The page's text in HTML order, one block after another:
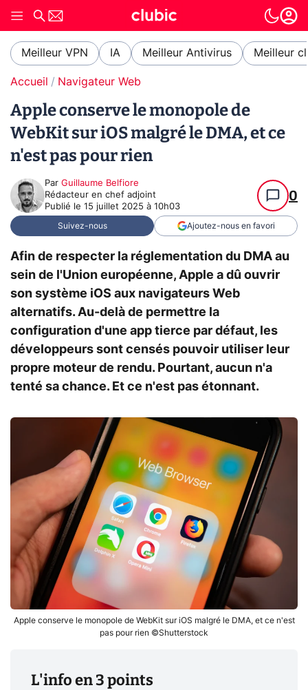
Meilleur VPN IA Meilleur Antivirus Meilleur
Accueil Navigateur Web
Apple conserve le monopole de
WebKit sur iOS malgré le DMA, et ce
n'est pas pour rien
Par Guillaume Belfiore
Rédacteur en chef adjoint
Publié le 15 juillet 2025 à 10h03
0
Suivez-nous Ajoutez-nous en favori
Afin de respecter la réglementation du DMA au
sein de l'Union européenne, Apple a dû ouvrir
son système iOS aux navigateurs Web
alternatifs. Au-delà de permettre la
configuration d'une app tierce par défaut, les
développeurs sont censés pouvoir utiliser leur
propre moteur de rendu. Pourtant, aucun n'a
tenté sa chance. Et ce n'est pas étonnant.
Apple conserve le monopole de WebKit sur iOS malgré le DMA, et ce n'est
pas pour rien ©Shutterstock
L'info en 3 points